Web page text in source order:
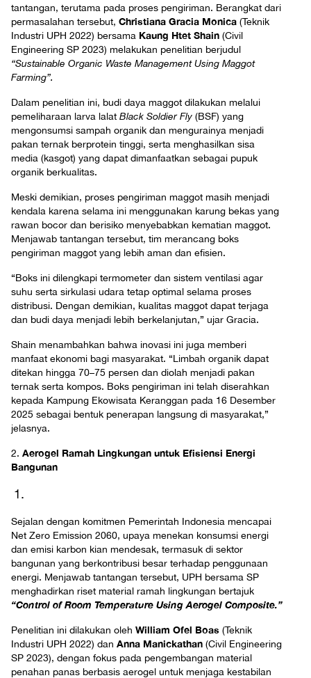
tantangan, terutama pada proses pengiriman. Berangkat dari
permasalahan tersebut, Christiana Gracia Monica (Teknik
Industri UPH 2022) bersama Kaung Htet Shain (Civil
Engineering SP 2023) melakukan penelitian berjudul
“Sustainable Organic Waste Management Using Maggot
Farming”.
Dalam penelitian ini, budi daya maggot dilakukan melalui
pemeliharaan larva lalat Black Soldier Fly (BSF) yang
mengonsumsi sampah organik dan mengurainya menjadi
pakan ternak berprotein tinggi, serta menghasilkan sisa
media (kasgot) yang dapat dimanfaatkan sebagai pupuk
organik berkualitas.
Meski demikian, proses pengiriman maggot masih menjadi
kendala karena selama ini menggunakan karung bekas yang
rawan bocor dan berisiko menyebabkan kematian maggot.
Menjawab tantangan tersebut, tim merancang boks
pengiriman maggot yang lebih aman dan efisien.
“Boks ini dilengkapi termometer dan sistem ventilasi agar
suhu serta sirkulasi udara tetap optimal selama proses
distribusi. Dengan demikian, kualitas maggot dapat terjaga
dan budi daya menjadi lebih berkelanjutan,” ujar Gracia.
Shain menambahkan bahwa inovasi ini juga memberi
manfaat ekonomi bagi masyarakat. “Limbah organik dapat
ditekan hingga 70–75 persen dan diolah menjadi pakan
ternak serta kompos. Boks pengiriman ini telah diserahkan
kepada Kampung Ekowisata Keranggan pada 16 Desember
2025 sebagai bentuk penerapan langsung di masyarakat,”
jelasnya.
2. Aerogel Ramah Lingkungan untuk Efisiensi Energi
Bangunan
Sejalan dengan komitmen Pemerintah Indonesia mencapai
Net Zero Emission 2060, upaya menekan konsumsi energi
dan emisi karbon kian mendesak, termasuk di sektor
bangunan yang berkontribusi besar terhadap penggunaan
energi. Menjawab tantangan tersebut, UPH bersama SP
menghadirkan riset material ramah lingkungan bertajuk
“Control of Room Temperature Using Aerogel Composite.”
Penelitian ini dilakukan oleh William Ofel Boas (Teknik
Industri UPH 2022) dan Anna Manickathan (Civil Engineering
SP 2023), dengan fokus pada pengembangan material
penahan panas berbasis aerogel untuk menjaga kestabilan